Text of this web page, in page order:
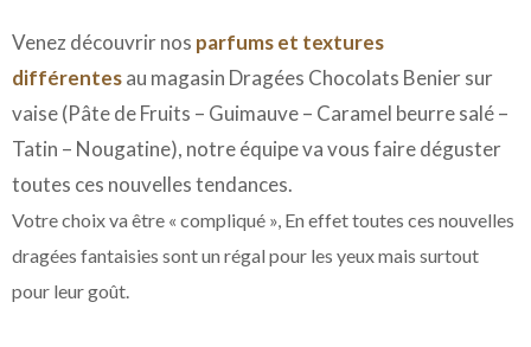
Venez découvrir nos parfums et textures
différentesau magasin Dragées Chocolats Benier sur
vaise (Pâte de Fruits – Guimauve – Caramel beurre salé –
Tatin – Nougatine), notre équipe va vous faire déguster
toutes ces nouvelles tendances.
Votre choix va être « compliqué », En effet toutes ces nouvelles
dragées fantaisies sont un régal pour les yeux mais surtout
pour leur goût.